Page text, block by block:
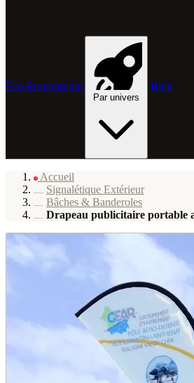
Éco Responsable
Par univers
Blog
Accueil
Signalétique Extérieur
Bâches & Banderoles
Drapeau publicitaire portable